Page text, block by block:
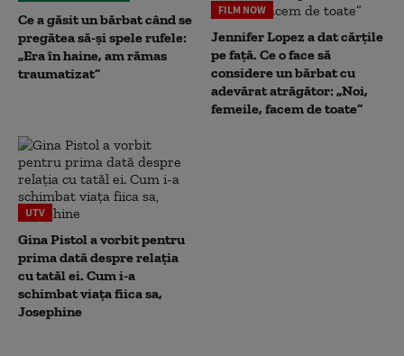
Ce a găsit un bărbat când se
pregătea să-și spele rufele:
„Era în haine, am rămas
traumatizat”
FILM NOW
Jennifer Lopez a dat cărțile
pe față. Ce o face să
considere un bărbat cu
adevărat atrăgător: „Noi,
femeile, facem de toate”
UTV
Gina Pistol a vorbit pentru
prima dată despre relația
cu tatăl ei. Cum i-a
schimbat viața fiica sa,
Josephine